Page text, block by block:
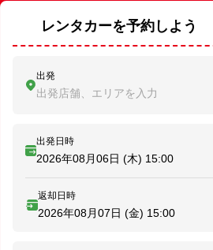
レンタカーを予約しよう
出発
出発店舗、エリアを入力
出発日時
2026年08月06日 (木) 15:00
返却日時
2026年08月07日 (金) 15:00